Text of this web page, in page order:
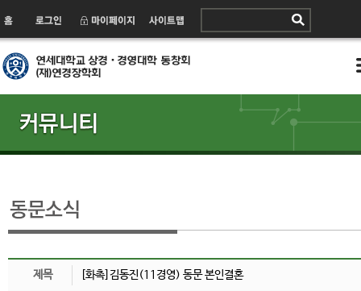
제목 [화촉]김동진(11경영) 동문 본인결혼